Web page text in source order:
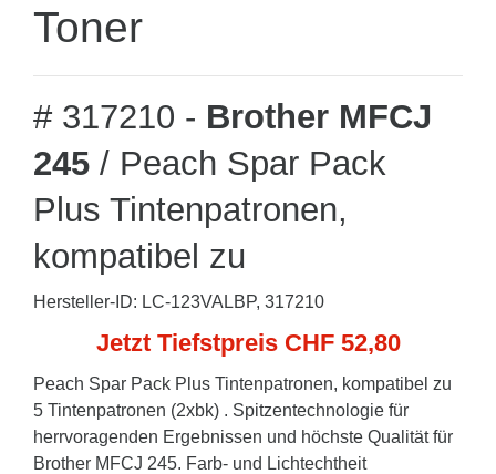
Toner
# 317210 - Brother MFCJ
245 / Peach Spar Pack
Plus Tintenpatronen,
kompatibel zu
Hersteller-ID: LC-123VALBP, 317210
Jetzt Tiefstpreis CHF 52,80
Peach Spar Pack Plus Tintenpatronen, kompatibel zu
5 Tintenpatronen (2xbk) . Spitzentechnologie für
herrvoragenden Ergebnissen und höchste Qualität für
Brother MFCJ 245. Farb- und Lichtechtheit